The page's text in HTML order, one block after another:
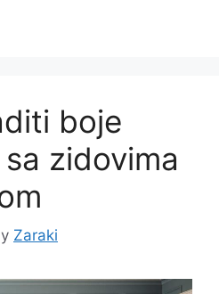
boje
zidovima
Zaraki